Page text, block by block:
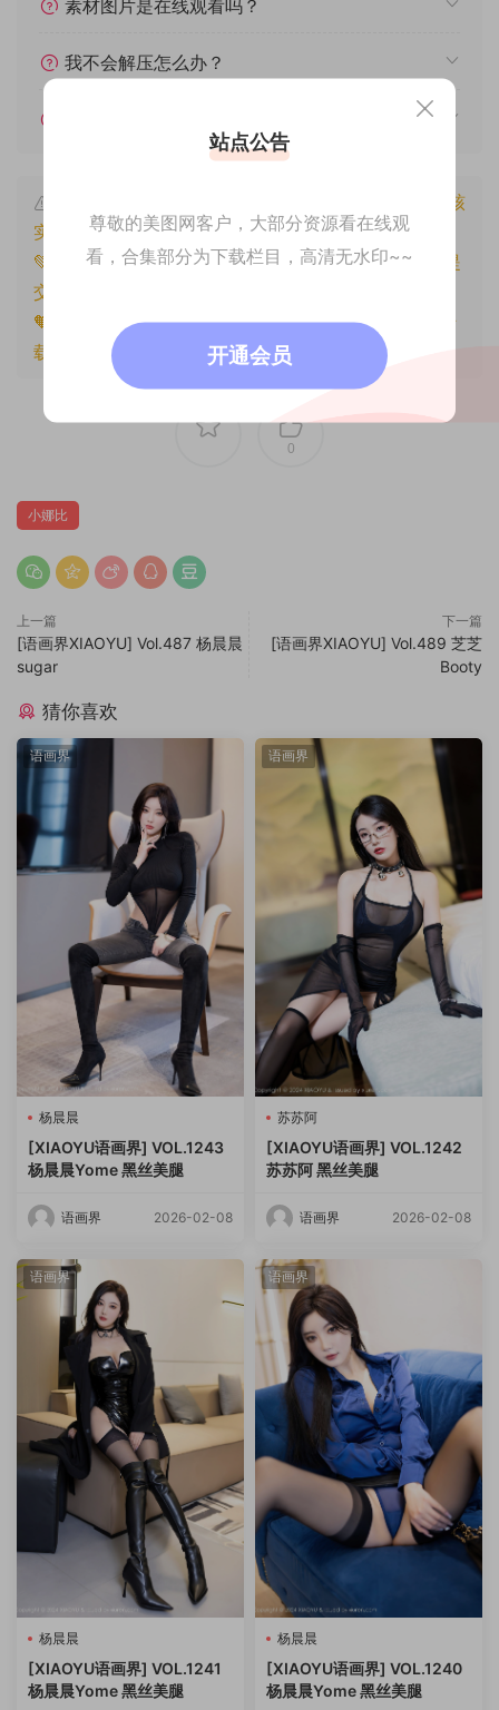
素材图片是在线观看吗？
我不会解压怎么办？
本文资源仅供个人参考学习，请勿批量搬运，一经核
实将封禁账号权限！
💚本文资源均来源网友分享，若侵犯了您的权益可以提
交工单处理。
🧡原文链接：https://www.znjfg.com/1800.html
，转
载请注明出处。
0
小娜比
上一篇
[语画界XIAOYU] Vol.487 杨晨晨
sugar
下一篇
[语画界XIAOYU] Vol.489 芝芝
Booty
猜你喜欢
语画界
杨晨晨
[XIAOYU语画界] VOL.1243
杨晨晨Yome 黑丝美腿
语画界 2026-02-08
语画界
苏苏阿
[XIAOYU语画界] VOL.1242
苏苏阿 黑丝美腿
语画界 2026-02-08
语画界
杨晨晨
[XIAOYU语画界] VOL.1241
杨晨晨Yome 黑丝美腿
语画界
杨晨晨
[XIAOYU语画界] VOL.1240
杨晨晨Yome 黑丝美腿
站点公告
尊敬的美图网客户，大部分资源看在线观
看，合集部分为下载栏目，高清无水印~~
开通会员